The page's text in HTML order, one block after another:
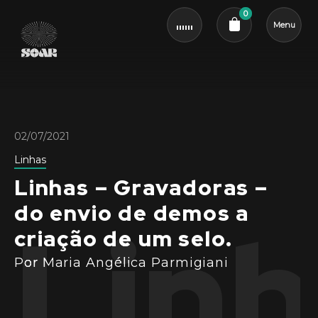
0
Menu
02/07/2021
Linhas
Linhas – Gravadoras –
do envio de demos a
criação de um selo.
Por Maria Angélica Parmigiani